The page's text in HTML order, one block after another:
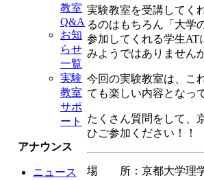
教室
Q&A
お知
らせ
一覧
実験
教室
サポ
ート
アナウンス
ニュース
実験教室を受講してく
るのはもちろん「大学
参加してくれる学生AT
みようではありません
今回の実験教室は、こ
ても楽しい内容となっ
たくさん質問をして、
ひご参加ください！！
場 所：京都大学理学